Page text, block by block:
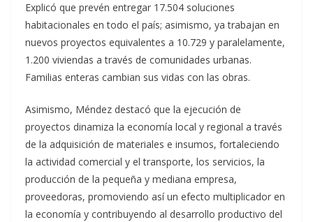
Explicó que prevén entregar 17.504 soluciones
habitacionales en todo el país; asimismo, ya trabajan en
nuevos proyectos equivalentes a 10.729 y paralelamente,
1.200 viviendas a través de comunidades urbanas.
Familias enteras cambian sus vidas con las obras.
Asimismo, Méndez destacó que la ejecución de
proyectos dinamiza la economía local y regional a través
de la adquisición de materiales e insumos, fortaleciendo
la actividad comercial y el transporte, los servicios, la
producción de la pequeña y mediana empresa,
proveedoras, promoviendo así un efecto multiplicador en
la economía y contribuyendo al desarrollo productivo del